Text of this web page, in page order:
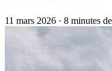
11 mars 2026 · 8 minutes